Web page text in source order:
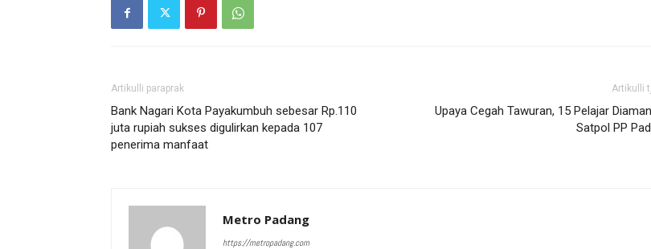
Artikulli paraprak
Bank Nagari Kota Payakumbuh sebesar Rp.110
juta rupiah sukses digulirkan kepada 107
penerima manfaat
Artikulli
Upaya Cegah Tawuran, 15 Pelajar
Satpol PP
Metro Padang
https://metropadang.com